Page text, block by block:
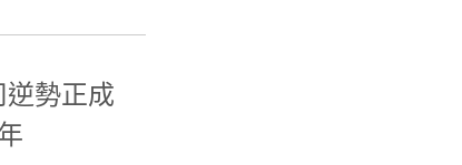
勢正成